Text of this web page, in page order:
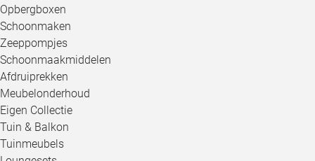
Opbergboxen
Schoonmaken
Zeeppompjes
Schoonmaakmiddelen
Afdruiprekken
Meubelonderhoud
Eigen Collectie
Tuin & Balkon
Tuinmeubels